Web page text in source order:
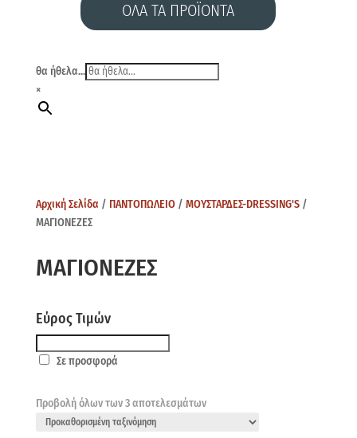
ΟΛΑ ΤΑ ΠΡΟΪΟΝΤΑ
θα ήθελα...
×
Αρχική Σελίδα / ΠΑΝΤΟΠΩΛΕΙΟ/ ΜΟΥΣΤΑΡΔΕΣ-DRESSING'S/
ΜΑΓΙΟΝΕΖΕΣ
ΜΑΓΙΟΝΕΖΕΣ
Εύρος Τιμών
Σε προσφορά
Προβολή όλων των 3 αποτελεσμάτων